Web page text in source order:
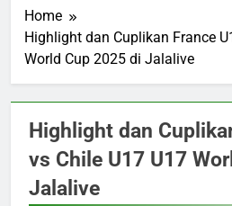
Home
Highlight dan Cuplikan France
World Cup 2025 di Jalalive
Highlight dan
vs Chile U17 U17
Jalalive